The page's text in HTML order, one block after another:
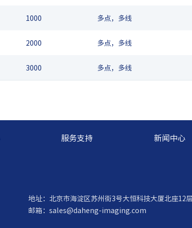
1000 多点，多线
2000 多点，多线
3000 多点，多线
服务支持 新闻中心
地址：北京市海淀区苏州街3号大恒科技大厦北座12
邮箱：sales@daheng-imaging.com